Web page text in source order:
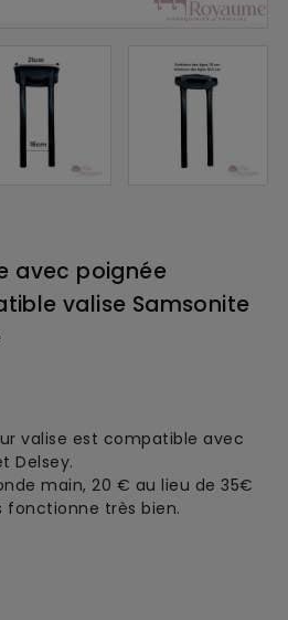
avec poignée
valise Samsonite
valise est compatible avec
Delsey.
main, 20 € au lieu de 35€
fonctionne très bien.